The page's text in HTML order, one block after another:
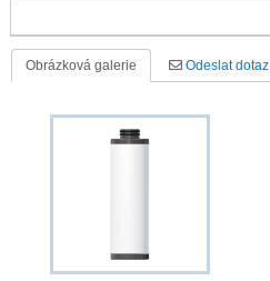
Obrázková galerie Odeslat dotaz